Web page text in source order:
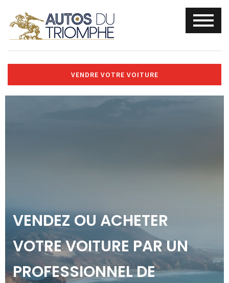
VENDRE VOTRE VOITURE
VENDEZ OU ACHETER
VOTRE VOITURE PAR UN
PROFESSIONNEL DE